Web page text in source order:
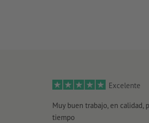
Excelente
Muy buen trabajo, en calidad,
tiempo